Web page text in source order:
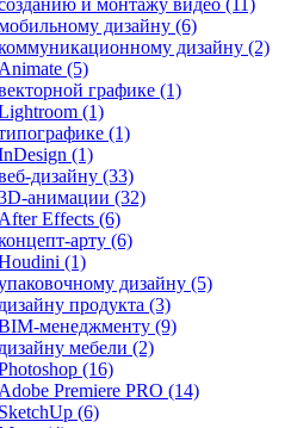
и монтажу видео (11)
дизайну (6)
дизайну (2)
(5)
графике (1)
(1)
(1)
(1)
(33)
(32)
Effects (6)
(6)
(1)
дизайну (5)
продукта (3)
(9)
мебели (2)
(16)
Premiere PRO (14)
(6)